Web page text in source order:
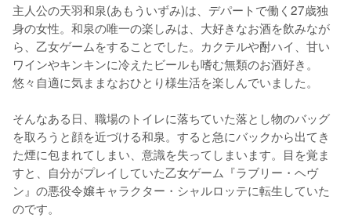
主人公の天羽和泉(あもういずみ)は、デパートで働く27歳独
身の女性。和泉の唯一の楽しみは、大好きなお酒を飲みなが
ら、乙女ゲームをすることでした。カクテルや酎ハイ、甘い
ワインやキンキンに冷えたビールも嗜む無類のお酒好き。
悠々自適に気ままなおひとり様生活を楽しんでいました。
そんなある日、職場のトイレに落ちていた落とし物のバッグ
を取ろうと顔を近づける和泉。すると急にバックから出てき
た煙に包まれてしまい、意識を失ってしまいます。目を覚ま
すと、自分がプレイしていた乙女ゲーム『ラブリー・ヘヴ
ン』の悪役令嬢キャラクター・シャルロッテに転生していた
のです。